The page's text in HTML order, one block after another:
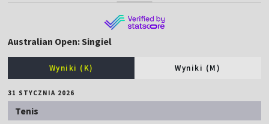
Australian Open: Singiel
Wyniki (K) Wyniki (M)
31 STYCZNIA 2026
Tenis